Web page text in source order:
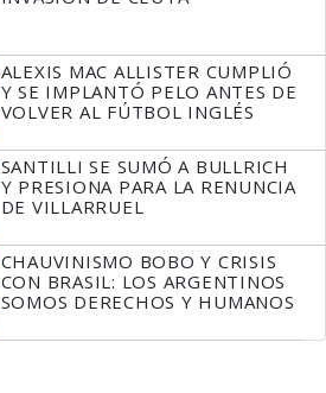
ALEXIS MAC ALLISTER CUMPLIÓ
Y SE IMPLANTÓ PELO ANTES DE
VOLVER AL FÚTBOL INGLÉS
SANTILLI SE SUMÓ A BULLRICH
Y PRESIONA PARA LA RENUNCIA
DE VILLARRUEL
CHAUVINISMO BOBO Y CRISIS
CON BRASIL: LOS ARGENTINOS
SOMOS DERECHOS Y HUMANOS